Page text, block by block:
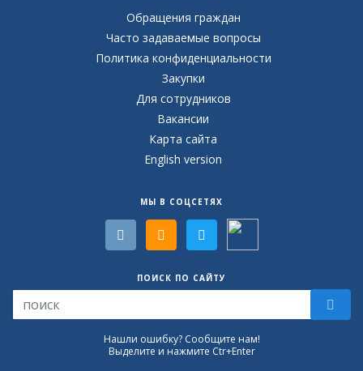
Обращения граждан
Часто задаваемые вопросы
Политика конфиденциальности
Закупки
Для сотрудников
Вакансии
Карта сайта
English version
МЫ В СОЦСЕТЯХ
ПОИСК ПО САЙТУ
Нашли ошибку? Сообщите нам!
Выделите и нажмите Ctr+Enter